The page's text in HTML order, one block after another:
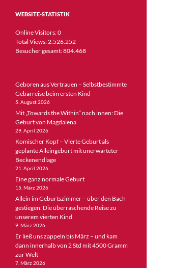
WEBSITE-STATISTIK
Online Visitors:0
Total Views:2.526.252
Besucher gesamt:804.468
Geboren aus Vertrauen – Selbstbestimmte
Gebärreise beim ersten Kind
5. August 2026
Mit „Towards the Within“ nach innen: Die
Geburt von Magdalena
29. April 2026
Komischer Kopf – Vierte Geburt als
geplante Alleingeburt mit unerwarteter
Beckenendlage
21. April 2026
Eine ganz normale Geburt
15. März 2026
Allein im Geburtszimmer – über den Bach
gestiegen: Die überraschende Reise zu
unserem vierten Kind
9. März 2026
Er ließ uns zappeln bis März – und kam
dann innerhalb von 2 Std mit 4500 Gramm
zur Welt
7. März 2026